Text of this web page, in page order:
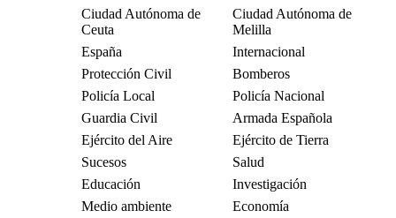
Ciudad Autónoma de
Ceuta
Ciudad Autónoma de
Melilla
España
Internacional
Protección Civil
Bomberos
Policía Local
Policía Nacional
Guardia Civil
Armada Española
Ejército del Aire
Ejército de Tierra
Sucesos
Salud
Educación
Investigación
Medio ambiente
Economía